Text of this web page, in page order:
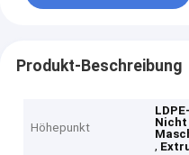
Produkt-Beschreibung
Höhepunkt
Nicht
,